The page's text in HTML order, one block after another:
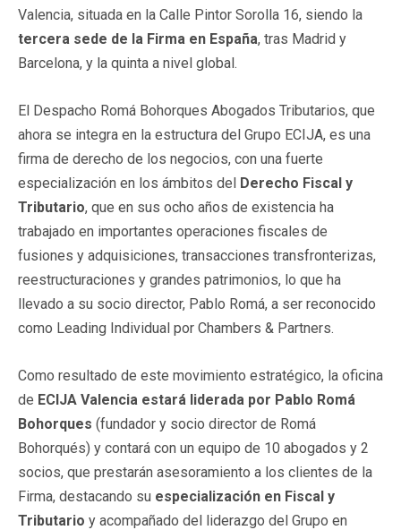
Valencia, situada en la Calle Pintor Sorolla 16, siendo la
tercera sede de la Firma en España, tras Madrid y
Barcelona, y la quinta a nivel global.
El Despacho Romá Bohorques Abogados Tributarios, que
ahora se integra en la estructura del Grupo ECIJA, es una
firma de derecho de los negocios, con una fuerte
especialización en los ámbitos del Derecho Fiscal y
Tributario, que en sus ocho años de existencia ha
trabajado en importantes operaciones fiscales de
fusiones y adquisiciones, transacciones transfronterizas,
reestructuraciones y grandes patrimonios, lo que ha
llevado a su socio director, Pablo Romá, a ser reconocido
como Leading Individual por Chambers & Partners.
Como resultado de este movimiento estratégico, la oficina
de ECIJA Valencia estará liderada por Pablo Romá
Bohorques (fundador y socio director de Romá
Bohorqués) y contará con un equipo de 10 abogados y 2
socios, que prestarán asesoramiento a los clientes de la
Firma, destacando su especialización en Fiscal y
Tributario y acompañado del liderazgo del Grupo en